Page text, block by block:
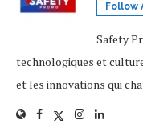
Follow
Safety
technologiques et
et les innovations qui